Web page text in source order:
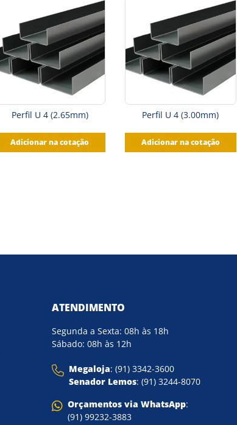
Perfil U 4 (2.65mm)
Adicionar na cotação
Perfil U 4 (3.00mm)
Adicionar na cotação
ATENDIMENTO
Segunda a Sexta: 08h às 18h
Sábado: 08h às 12h
Megaloja: (91) 3342-3600
Senador Lemos: (91) 3244-8070
Orçamentos via WhatsApp:
(91) 99232-3883